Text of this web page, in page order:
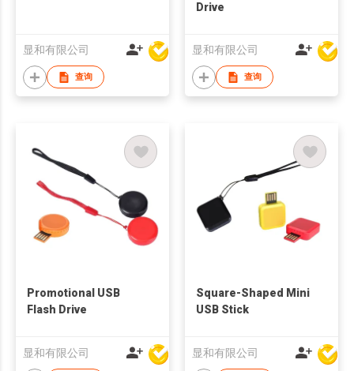
显和有限公司
查询
Drive
显和有限公司
查询
Promotional USB
Flash Drive
显和有限公司
Square-Shaped Mini
USB Stick
显和有限公司